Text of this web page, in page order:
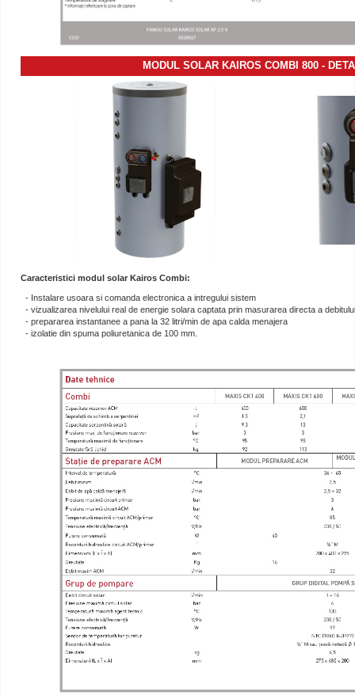
MODUL SOLAR KAIROS COMBI 800 -
Caracteristici modul solar Kairos Combi:
- Instalare usoara si comanda electronica a intregului sistem
- vizualizarea nivelului real de energie solara captata prin masurarea directa a
- prepararea instantanee a pana la 32 litri/min de apa calda menajera
- izolatie din spuma poliuretanica de 100 mm.